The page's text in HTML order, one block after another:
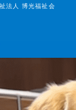
法人 博光福祉会